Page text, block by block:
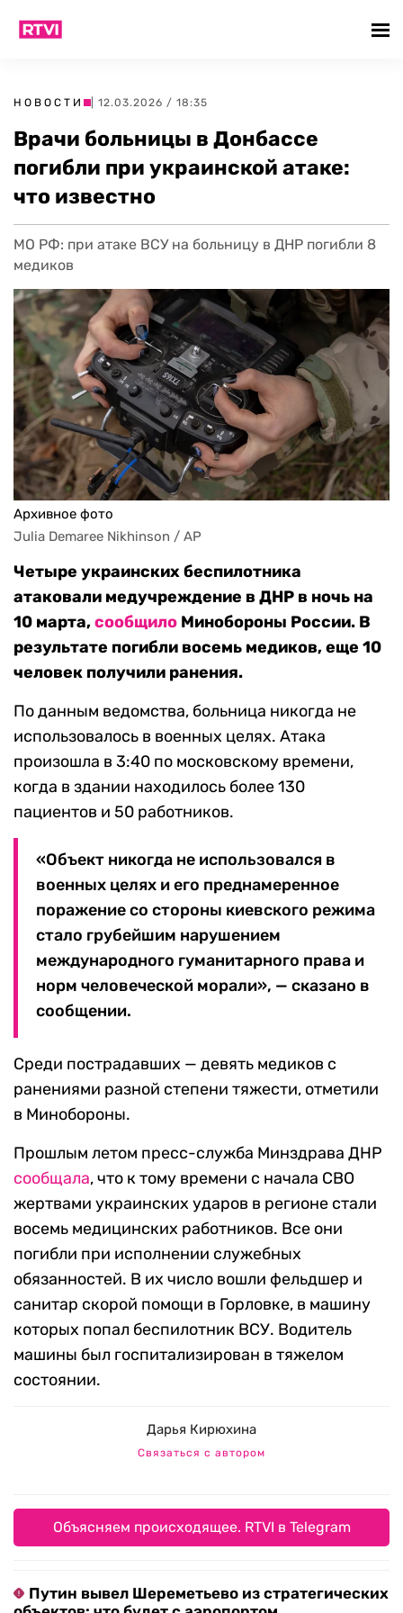
НОВОСТИ | 12.03.2026 / 18:35
Врачи больницы в Донбассе
погибли при украинской атаке:
что известно
МО РФ: при атаке ВСУ на больницу в ДНР погибли 8
медиков
Архивное фото
Julia Demaree Nikhinson / AP
Четыре украинских беспилотника
атаковали медучреждение в ДНР в ночь на
10 марта,сообщило Минобороны России. В
результате погибли восемь медиков, еще 10
человек получили ранения.
По данным ведомства, больница никогда не
использовалось в военных целях. Атака
произошла в 3:40 по московскому времени,
когда в здании находилось более 130
пациентов и 50 работников.
«Объект никогда не использовался в
военных целях и его преднамеренное
поражение со стороны киевского режима
стало грубейшим нарушением
международного гуманитарного права и
норм человеческой морали», — сказано в
сообщении.
Среди пострадавших — девять медиков с
ранениями разной степени тяжести, отметили
в Минобороны.
Прошлым летом пресс-служба Минздрава ДНР
сообщала, что к тому времени с начала СВО
жертвами украинских ударов в регионе стали
восемь медицинских работников. Все они
погибли при исполнении служебных
обязанностей. В их число вошли фельдшер и
санитар скорой помощи в Горловке, в машину
которых попал беспилотник ВСУ. Водитель
машины был госпитализирован в тяжелом
состоянии.
Дарья Кирюхина
Связаться с автором
Объясняем происходящее. RTVI в Telegram
Путин вывел Шереметьево из стратегических